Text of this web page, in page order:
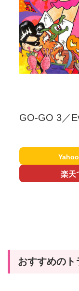
GO-GO 3／
楽天
おすすめのト